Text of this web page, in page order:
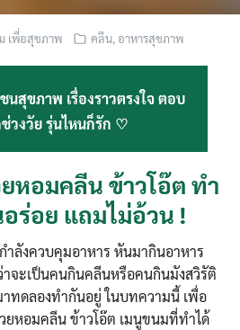
เพื่อสุขภาพ คลีน, อาหารสุขภาพ
สุขภาพ เรื่องราวตรงใจ ตอบ
วงวัย รุ่นไหนก็รัก ♡
หอมคลีน ข้าวโอ๊ต ทำ
ร่อย แถมไม่อ้วน !
ำลังควบคุมอาหาร หันมากินอาหาร
จะเป็นคนกินคลีนหรือคนกินมังสวิรัติ
ทดลองทำกันอยู่ ในบทความนี้ เพื่อ
หอมคลีน ข้าวโอ๊ต เมนูขนมที่ทำได้